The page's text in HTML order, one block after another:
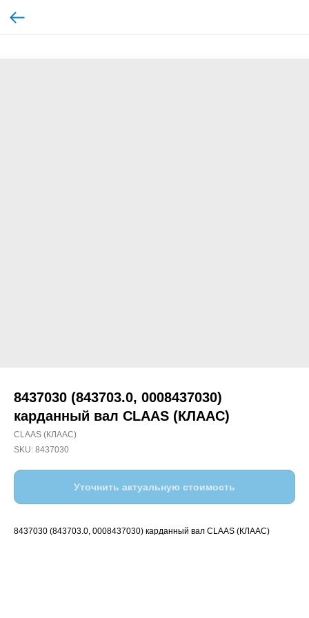
8437030 (843703.0, 0008437030)
карданный вал CLAAS (КЛААС)
CLAAS (КЛААС)
SKU: 8437030
Уточнить актуальную стоимость
8437030 (843703.0, 0008437030) карданный вал CLAAS (КЛААС)